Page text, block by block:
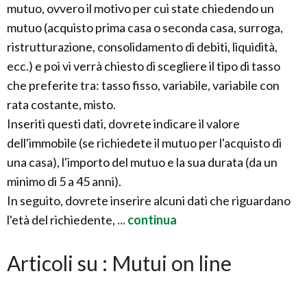
mutuo, ovvero il motivo per cui state chiedendo un
mutuo (acquisto prima casa o seconda casa, surroga,
ristrutturazione, consolidamento di debiti, liquidità,
ecc.) e poi vi verrà chiesto di scegliere il tipo di tasso
che preferite tra: tasso fisso, variabile, variabile con
rata costante, misto.
Inseriti questi dati, dovrete indicare il valore
dell'immobile (se richiedete il mutuo per l'acquisto di
una casa), l'importo del mutuo e la sua durata (da un
minimo di 5 a 45 anni).
In seguito, dovrete inserire alcuni dati che riguardano
l'età del richiedente, ... continua
Articoli su : Mutui on line